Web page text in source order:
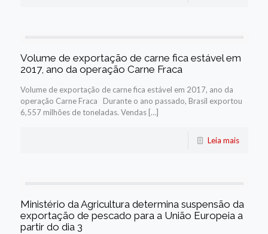
Volume de exportação de carne fica estável em
2017, ano da operação Carne Fraca
Volume de exportação de carne fica estável em 2017, ano da
operação Carne Fraca Durante o ano passado, Brasil exportou
6,557 milhões de toneladas. Vendas […]
Leia mais
Ministério da Agricultura determina suspensão da
exportação de pescado para a União Europeia a
partir do dia 3